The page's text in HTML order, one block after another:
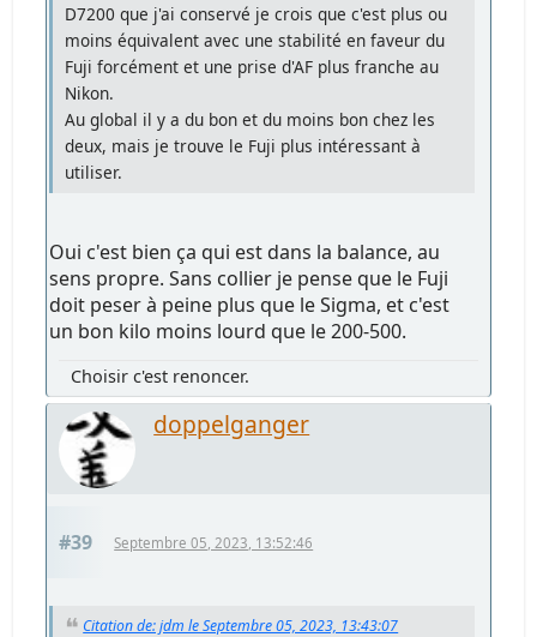
D7200 que j'ai conservé je crois que c'est plus ou
moins équivalent avec une stabilité en faveur du
Fuji forcément et une prise d'AF plus franche au
Nikon.
Au global il y a du bon et du moins bon chez les
deux, mais je trouve le Fuji plus intéressant à
utiliser.
Oui c'est bien ça qui est dans la balance, au
sens propre. Sans collier je pense que le Fuji
doit peser à peine plus que le Sigma, et c'est
un bon kilo moins lourd que le 200-500.
Choisir c'est renoncer.
doppelganger
#39 Septembre 05, 2023, 13:52:46
Citation de: jdm le Septembre 05, 2023, 13:43:07